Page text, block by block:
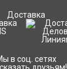
Доставка
в соц. сетях